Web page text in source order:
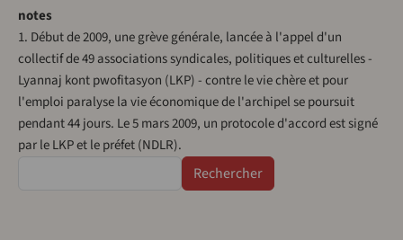
notes
1. Début de 2009, une grève générale, lancée à l'appel d'un
collectif de 49 associations syndicales, politiques et culturelles -
Lyannaj kont pwofitasyon (LKP) - contre le vie chère et pour
l'emploi paralyse la vie économique de l'archipel se poursuit
pendant 44 jours. Le 5 mars 2009, un protocole d'accord est signé
par le LKP et le préfet (NDLR).